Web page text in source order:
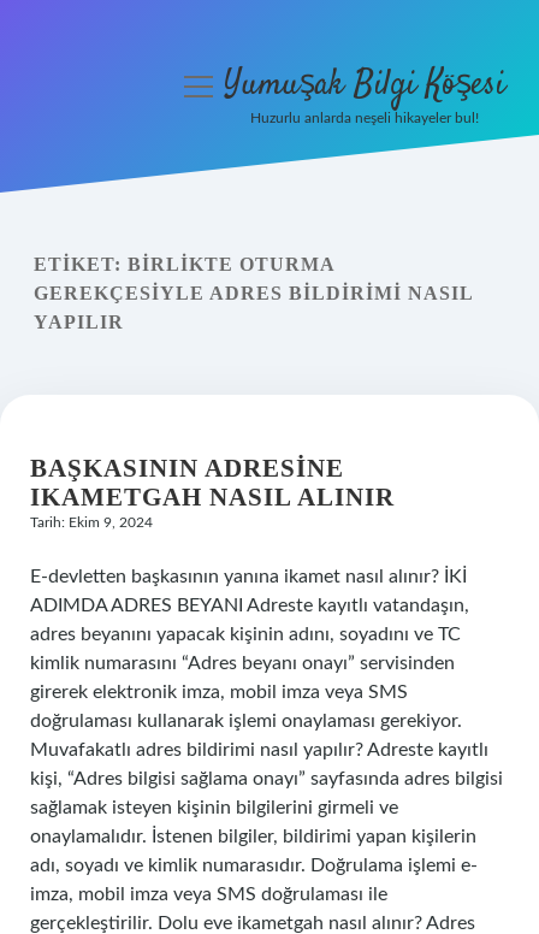
Yasal Uyarı
Hakkımızda
menüyüYumuşak Bilgi Köşesi
Huzurlu anlarda neşeli hikayeler bul!
ETIKET: BIRLIKTE OTURMA
GEREKÇESIYLE ADRES BILDIRIMI NASIL
YAPILIR
BAŞKASININ ADRESINE
IKAMETGAH NASIL ALINIR
Tarih: Ekim 9, 2024
E-devletten başkasının yanına ikamet nasıl alınır? İKİ
ADIMDA ADRES BEYANI Adreste kayıtlı vatandaşın,
adres beyanını yapacak kişinin adını, soyadını ve TC
kimlik numarasını “Adres beyanı onayı” servisinden
girerek elektronik imza, mobil imza veya SMS
doğrulaması kullanarak işlemi onaylaması gerekiyor.
Muvafakatlı adres bildirimi nasıl yapılır? Adreste kayıtlı
kişi, “Adres bilgisi sağlama onayı” sayfasında adres bilgisi
sağlamak isteyen kişinin bilgilerini girmeli ve
onaylamalıdır. İstenen bilgiler, bildirimi yapan kişilerin
adı, soyadı ve kimlik numarasıdır. Doğrulama işlemi e-
imza, mobil imza veya SMS doğrulaması ile
gerçekleştirilir. Dolu eve ikametgah nasıl alınır? Adres